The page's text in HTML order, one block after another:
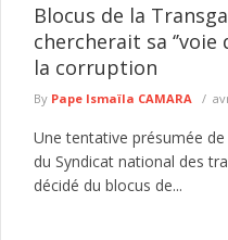
Blocus de la
chercherait sa
la corruption
By Pape Ismaïla CAMARA
Une tentative présumée
du Syndicat national des
décidé du blocus de...